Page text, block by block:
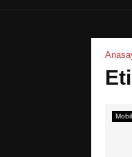
Mobil